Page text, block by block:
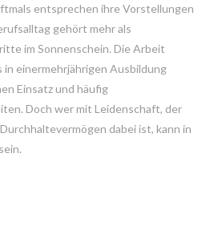
entsprechen ihre Vorstellungen
gehört mehr als
im Sonnenschein. Die Arbeit
in einermehrjährigen Ausbildung
Einsatz und häufig
Doch wer mit Leidenschaft, der
dabei ist, kann in